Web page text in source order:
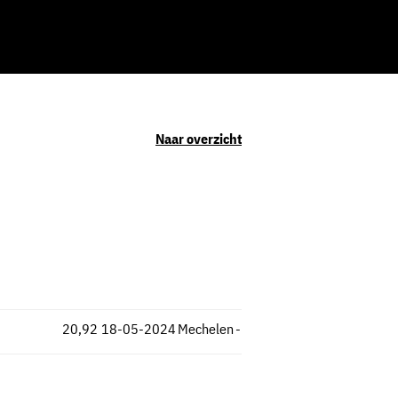
Naar overzicht
Mechelen
20,92 -
18-05-2024